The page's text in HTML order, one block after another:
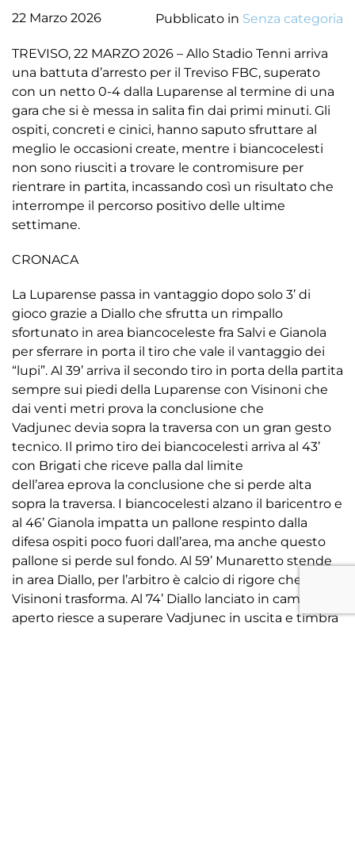
22 Marzo 2026 Pubblicato in Senza categoria
TREVISO, 22 MARZO 2026 – Allo Stadio Tenni arriva
una battuta d’arresto per il Treviso FBC, superato
con un netto 0-4 dalla Luparense al termine di una
gara che si è messa in salita fin dai primi minuti. Gli
ospiti, concreti e cinici, hanno saputo sfruttare al
meglio le occasioni create, mentre i biancocelesti
non sono riusciti a trovare le contromisure per
rientrare in partita, incassando così un risultato che
interrompe il percorso positivo delle ultime
settimane.
CRONACA
La Luparense passa in vantaggio dopo solo 3’ di
gioco grazie a Diallo che sfrutta un rimpallo
sfortunato in area biancoceleste fra Salvi e Gianola
per sferrare in porta il tiro che vale il vantaggio dei
“lupi”. Al 39’ arriva il secondo tiro in porta della partita
sempre sui piedi della Luparense con Visinoni che
dai venti metri prova la conclusione che
Vadjunec devia sopra la traversa con un gran gesto
tecnico. Il primo tiro dei biancocelesti arriva al 43’
con Brigati che riceve palla dal limite
dell’area eprova la conclusione che si perde alta
sopra la traversa. I biancocelesti alzano il baricentro e
al 46’ Gianola impatta un pallone respinto dalla
difesa ospiti poco fuori dall’area, ma anche questo
pallone si perde sul fondo. Al 59’ Munaretto stende
in area Diallo, per l’arbitro è calcio di rigore che
Visinoni trasforma. Al 74’ Diallo lanciato in campo
aperto riesce a superare Vadjunec in uscita e timbra